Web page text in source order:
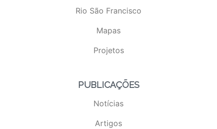
Rio São Francisco
Mapas
Projetos
PUBLICAÇÕES
Notícias
Artigos